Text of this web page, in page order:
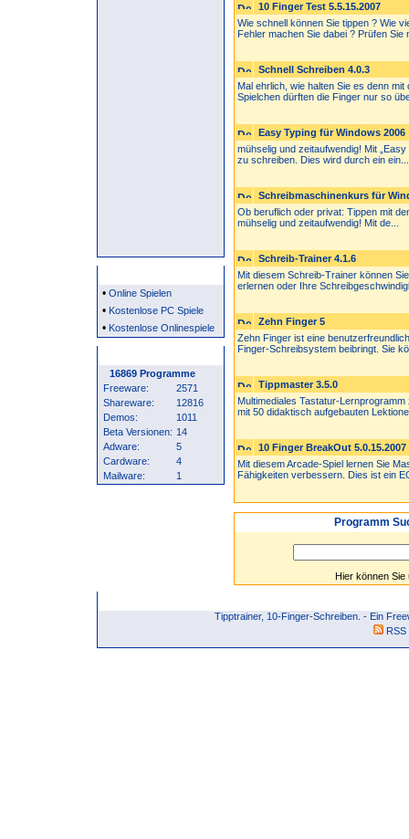
• Online Spielen
• Kostenlose PC Spiele
• Kostenlose Onlinespiele
16869 Programme
Freeware:
2571
Shareware:
12816
Demos:
1011
Beta Versionen: 14
Adware:
5
Cardware:
4
Mailware:
1
10 Finger Test 5.5.15.2007
Wie schnell können Sie tippen ? Wie
Fehler machen Sie dabei ? Prüfen Sie
Schnell Schreiben 4.0.3
Mal ehrlich, wie halten Sie es denn
Spielchen dürften die Finger nur so
Easy Typing für Windows 2006
mühselig und zeitaufwendig! Mit
zu schreiben. Dies wird durch ein ein...
Schreibmaschinenkurs für
Ob beruflich oder privat: Tippen mit
mühselig und zeitaufwendig! Mit de...
Schreib-Trainer 4.1.6
Mit diesem Schreib-Trainer können
erlernen oder Ihre
Zehn Finger 5
Zehn Finger ist eine
Finger-Schreibsystem beibringt. Sie
Tippmaster 3.5.0
Multimediales Tastatur-
mit 50 didaktisch aufgebauten
10 Finger BreakOut 5.0.15.2007
Mit diesem Arcade-Spiel lernen Sie
Fähigkeiten verbessern. Dies ist ein
Programm
Hier können
Tipptrainer, 10-Finger-Schreiben. - Ein